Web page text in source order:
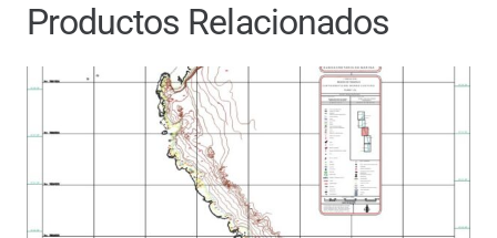
Productos Relacionados